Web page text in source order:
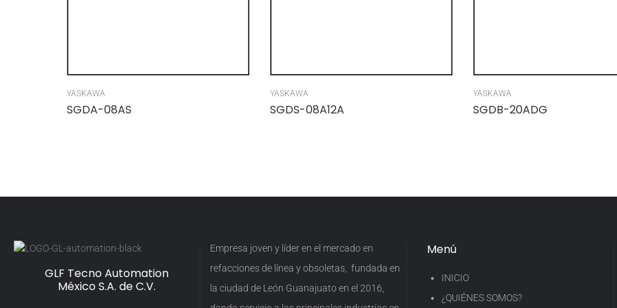
YASKAWA
SGDA-08AS
YASKAWA
SGDS-08A12A
YASKAWA
SGDB-20ADG
GLF Tecno Automation
México S.A. de C.V.
Empresa joven y líder en el mercado en
refacciones de línea y obsoletas, fundada en
la ciudad de León Guanajuato en el 2016,
Menú
INICIO
¿QUIÉNES SOMOS?